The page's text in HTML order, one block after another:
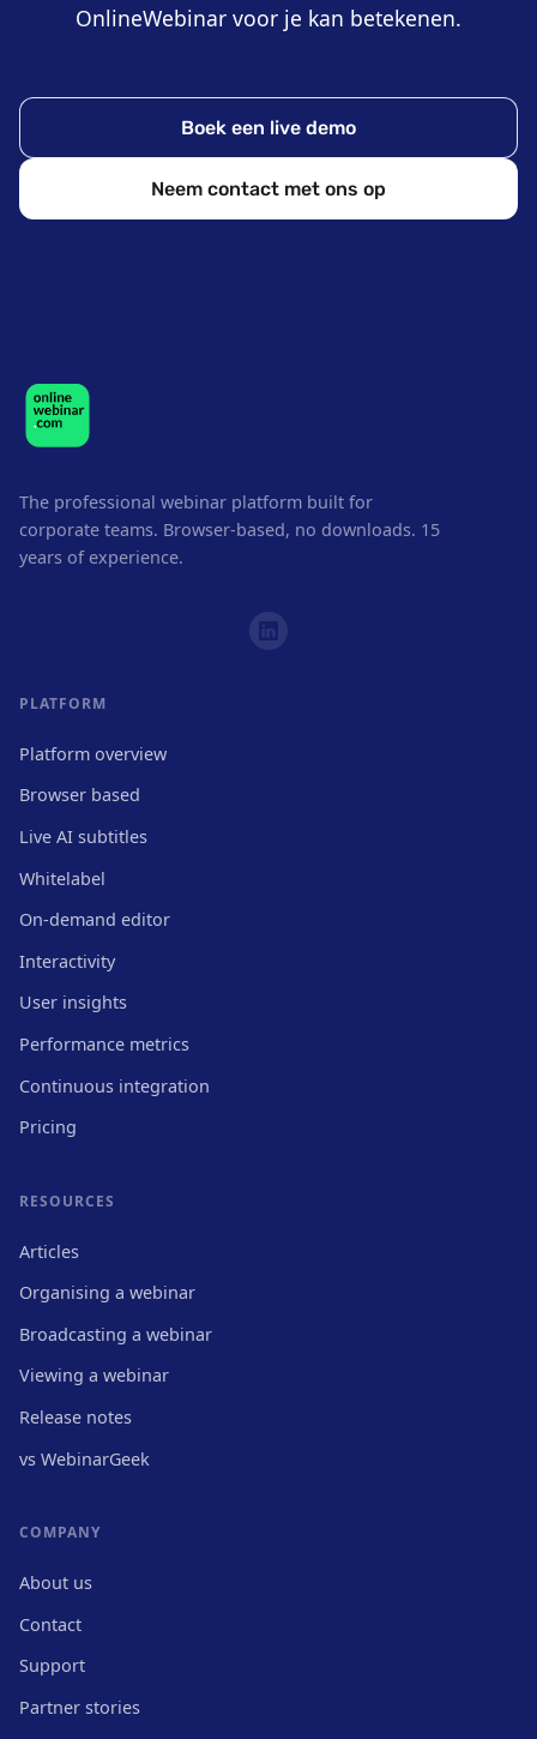
OnlineWebinar voor je kan betekenen.
Boek een live demo
Neem contact met ons op
The professional webinar platform built for
corporate teams. Browser-based, no downloads. 15
years of experience.
PLATFORM
Platform overview
Browser based
Live AI subtitles
Whitelabel
On-demand editor
Interactivity
User insights
Performance metrics
Continuous integration
Pricing
RESOURCES
Articles
Organising a webinar
Broadcasting a webinar
Viewing a webinar
Release notes
vs WebinarGeek
COMPANY
About us
Contact
Support
Partner stories